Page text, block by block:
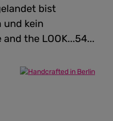
bist
und kein
the LOOK...54...